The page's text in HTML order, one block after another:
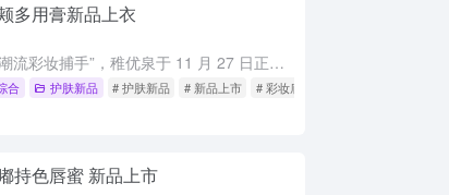
多用膏新品上衣
作为 “全球潮流彩妆捕手”，稚优泉于 11 月 27 日正式推出新品唇颊多用膏，以高性价比与实用设计，为年轻消费者带来精简护肤彩妆新选择。 新品采用凝冻慕斯质地，上脸清透融肤，涂抹时无黏腻负担，新手也...
合 护肤新品 # 护肤新品 # 新品上市 # 彩妆底妆新品
持色唇蜜 新品上市